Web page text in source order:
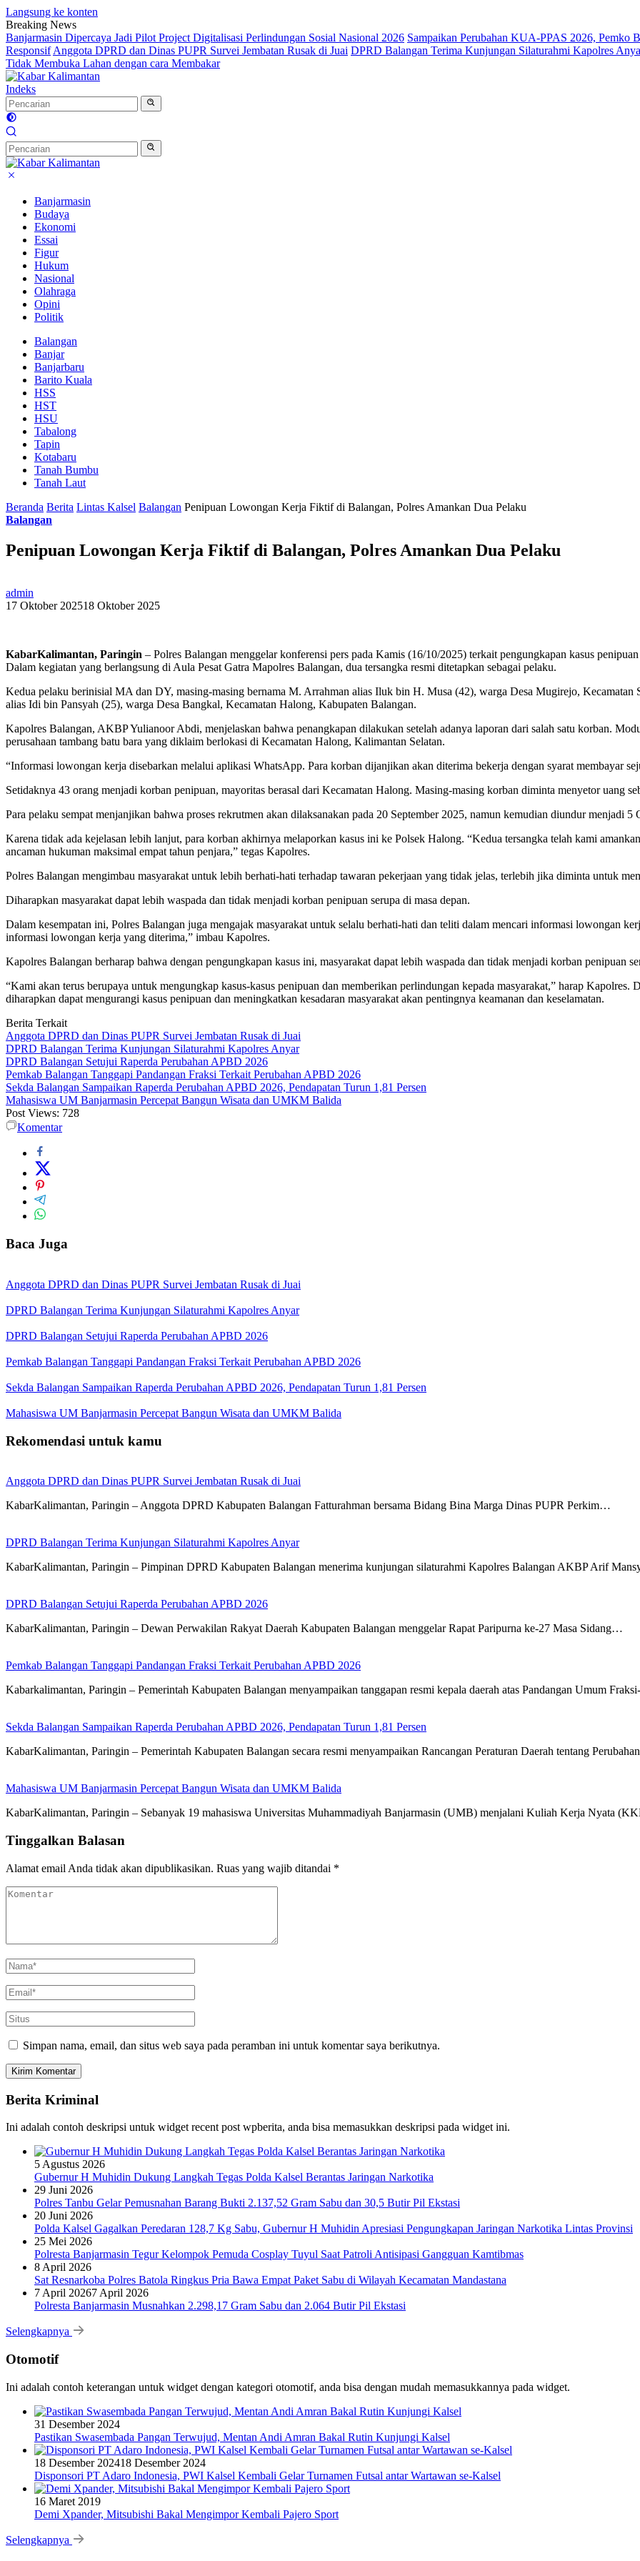
Langsung ke konten
Breaking News
Banjarmasin Dipercaya Jadi Pilot Project Digitalisasi Perlindungan Sosial Nasional 2026 Sampaikan Perubahan KUA-PPAS 2026, Pemko
Responsif Anggota DPRD dan Dinas PUPR Survei Jembatan Rusak di Juai DPRD Balangan Terima Kunjungan Silaturahmi Kapolres
Tidak Membuka Lahan dengan cara Membakar
Indeks
Banjarmasin
Budaya
Ekonomi
Essai
Figur
Hukum
Nasional
Olahraga
Opini
Politik
Balangan
Banjar
Banjarbaru
Barito Kuala
HSS
HST
HSU
Tabalong
Tapin
Kotabaru
Tanah Bumbu
Tanah Laut
Beranda Berita Lintas Kalsel Balangan Penipuan Lowongan Kerja Fiktif di Balangan, Polres Amankan Dua Pelaku
Balangan
Penipuan Lowongan Kerja Fiktif di Balangan, Polres Amankan Dua Pelaku
admin
17 Oktober 202518 Oktober 2025
KabarKalimantan, Paringin – Polres Balangan menggelar konferensi pers pada Kamis (16/10/2025) terkait pengungkapan kasus
Dalam kegiatan yang berlangsung di Aula Pesat Gatra Mapolres Balangan, dua tersangka resmi ditetapkan sebagai pelaku.
Kedua pelaku berinisial MA dan DY, masing-masing bernama M. Arrahman alias Iluk bin H. Musa (42), warga Desa Mugirejo,
alias Idi bin Pansyah (25), warga Desa Bangkal, Kecamatan Halong, Kabupaten Balangan.
Kapolres Balangan, AKBP Yulianoor Abdi, menjelaskan bahwa penangkapan dilakukan setelah adanya laporan dari salah satu korban.
perusahaan tambang batu bara yang diklaim berlokasi di Kecamatan Halong, Kalimantan Selatan.
“Informasi lowongan kerja disebarkan melalui aplikasi WhatsApp. Para korban dijanjikan akan diterima bekerja dengan syarat membayar
Setidaknya 43 orang menjadi korban penipuan, mayoritas berasal dari Kecamatan Halong. Masing-masing korban diminta menyetor uang
Para pelaku sempat menjanjikan bahwa proses rekrutmen akan dilaksanakan pada 20 September 2025, namun kemudian diundur menjadi 5
Karena tidak ada kejelasan lebih lanjut, para korban akhirnya melaporkan kasus ini ke Polsek Halong. “Kedua tersangka telah kami
ancaman hukuman maksimal empat tahun penjara,” tegas Kapolres.
Polres Balangan mengimbau masyarakat untuk lebih berhati-hati terhadap tawaran pekerjaan yang tidak jelas, terlebih jika diminta untuk
Diharapkan masyarakat dapat lebih waspada dan tidak menjadi korban penipuan serupa di masa depan.
Dalam kesempatan ini, Polres Balangan juga mengajak masyarakat untuk selalu berhati-hati dan teliti dalam mencari informasi lowongan
informasi lowongan kerja yang diterima,” imbau Kapolres.
Kapolres Balangan berharap bahwa dengan pengungkapan kasus ini, masyarakat dapat lebih waspada dan tidak menjadi korban penipuan
“Kami akan terus berupaya untuk mengungkap kasus-kasus penipuan dan memberikan perlindungan kepada masyarakat,” harap Kapolres.
diharapkan dapat mengurangi kasus penipuan dan meningkatkan kesadaran masyarakat akan pentingnya keamanan dan keselamatan.
Berita Terkait
Anggota DPRD dan Dinas PUPR Survei Jembatan Rusak di Juai
DPRD Balangan Terima Kunjungan Silaturahmi Kapolres Anyar
DPRD Balangan Setujui Raperda Perubahan APBD 2026
Pemkab Balangan Tanggapi Pandangan Fraksi Terkait Perubahan APBD 2026
Sekda Balangan Sampaikan Raperda Perubahan APBD 2026, Pendapatan Turun 1,81 Persen
Mahasiswa UM Banjarmasin Percepat Bangun Wisata dan UMKM Balida
Post Views: 728
Komentar
Baca Juga
Anggota DPRD dan Dinas PUPR Survei Jembatan Rusak di Juai
DPRD Balangan Terima Kunjungan Silaturahmi Kapolres Anyar
DPRD Balangan Setujui Raperda Perubahan APBD 2026
Pemkab Balangan Tanggapi Pandangan Fraksi Terkait Perubahan APBD 2026
Sekda Balangan Sampaikan Raperda Perubahan APBD 2026, Pendapatan Turun 1,81 Persen
Mahasiswa UM Banjarmasin Percepat Bangun Wisata dan UMKM Balida
Rekomendasi untuk kamu
Anggota DPRD dan Dinas PUPR Survei Jembatan Rusak di Juai
KabarKalimantan, Paringin – Anggota DPRD Kabupaten Balangan Fatturahman bersama Bidang Bina Marga Dinas PUPR Perkim…
DPRD Balangan Terima Kunjungan Silaturahmi Kapolres Anyar
KabarKalimantan, Paringin – Pimpinan DPRD Kabupaten Balangan menerima kunjungan silaturahmi Kapolres Balangan AKBP Arif
DPRD Balangan Setujui Raperda Perubahan APBD 2026
KabarKalimantan, Paringin – Dewan Perwakilan Rakyat Daerah Kabupaten Balangan menggelar Rapat Paripurna ke-27 Masa Sidang…
Pemkab Balangan Tanggapi Pandangan Fraksi Terkait Perubahan APBD 2026
Kabarkalimantan, Paringin – Pemerintah Kabupaten Balangan menyampaikan tanggapan resmi kepala daerah atas Pandangan Umum
Sekda Balangan Sampaikan Raperda Perubahan APBD 2026, Pendapatan Turun 1,81 Persen
KabarKalimantan, Paringin – Pemerintah Kabupaten Balangan secara resmi menyampaikan Rancangan Peraturan Daerah tentang
Mahasiswa UM Banjarmasin Percepat Bangun Wisata dan UMKM Balida
KabarKalimantan, Paringin – Sebanyak 19 mahasiswa Universitas Muhammadiyah Banjarmasin (UMB) menjalani Kuliah Kerja Nyata
Tinggalkan Balasan
Alamat email Anda tidak akan dipublikasikan. Ruas yang wajib ditandai *
Simpan nama, email, dan situs web saya pada peramban ini untuk komentar saya berikutnya.
Berita Kriminal
Ini adalah contoh deskripsi untuk widget recent post wpberita, anda bisa memasukkan deskripsi pada widget ini.
5 Agustus 2026
Gubernur H Muhidin Dukung Langkah Tegas Polda Kalsel Berantas Jaringan Narkotika
29 Juni 2026
Polres Tanbu Gelar Pemusnahan Barang Bukti 2.137,52 Gram Sabu dan 30,5 Butir Pil Ekstasi
20 Juni 2026
Polda Kalsel Gagalkan Peredaran 128,7 Kg Sabu, Gubernur H Muhidin Apresiasi Pengungkapan Jaringan Narkotika Lintas Provinsi
25 Mei 2026
Polresta Banjarmasin Tegur Kelompok Pemuda Cosplay Tuyul Saat Patroli Antisipasi Gangguan Kamtibmas
8 April 2026
Sat Resnarkoba Polres Batola Ringkus Pria Bawa Empat Paket Sabu di Wilayah Kecamatan Mandastana
7 April 20267 April 2026
Polresta Banjarmasin Musnahkan 2.298,17 Gram Sabu dan 2.064 Butir Pil Ekstasi
Selengkapnya
Otomotif
Ini adalah contoh keterangan untuk widget dengan kategori otomotif, anda bisa dengan mudah memasukkannya pada widget.
31 Desember 2024
Pastikan Swasembada Pangan Terwujud, Mentan Andi Amran Bakal Rutin Kunjungi Kalsel
18 Desember 202418 Desember 2024
Disponsori PT Adaro Indonesia, PWI Kalsel Kembali Gelar Turnamen Futsal antar Wartawan se-Kalsel
16 Maret 2019
Demi Xpander, Mitsubishi Bakal Mengimpor Kembali Pajero Sport
Selengkapnya